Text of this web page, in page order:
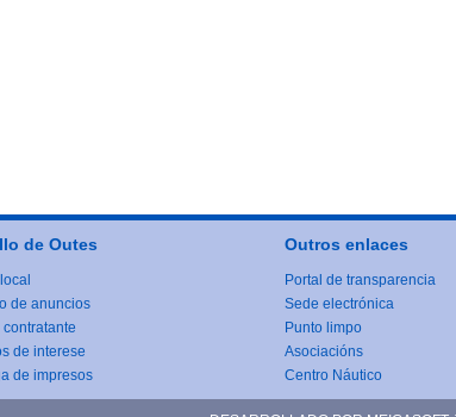
de Outes
de anuncios
contratante
de interese
de impresos
Outros enlaces
Portal de transparencia
Sede electrónica
Punto limpo
Asociacións
Centro Náutico